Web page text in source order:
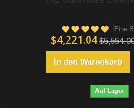
Eine
$4,221.04
In den Warenkorb
Auf Lager